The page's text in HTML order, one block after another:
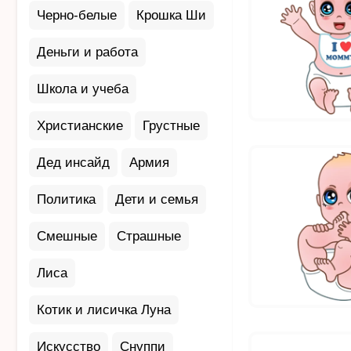
Черно-белые Крошка Ши
Деньги и работа
Школа и учеба
Христианские Грустные
Дед инсайд Армия
Политика Дети и семья
Смешные Страшные
Лиса
Котик и лисичка Луна
Искусство Снуппи